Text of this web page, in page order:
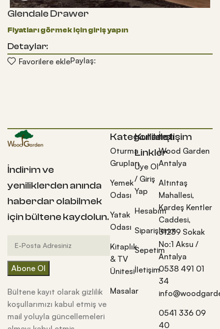
Glendale Drawer
Detaylar:
Favorilere eklePaylaş:
İndirim ve
yeniliklerden anında
haberdar olabilmek
için bültene kaydolun.
Bültene kayıt olarak gizlilik
koşullarımızı kabul etmiş ve
mail yoluyla güncellemeleri
Kategoriler
Oturma
Grupları
Yemek
Odası
Yatak
Odası
Kitaplık
& TV
Ünitesi
Masalar
Kullanışlı
Linkler
Üye Ol
/ Giriş
Yap
Hesabım
Siparişlerim
Sepetim
İletişim
İletişim
Wood Garden
Antalya
Altıntaş
Mahallesi,
Kardeş Kentler
Caddesi,
31239 Sokak
No:1 Aksu /
Antalya
0538 491 01
34
0541 336 09
40